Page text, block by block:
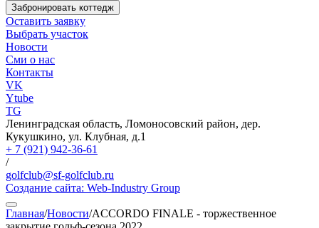
Забронировать коттедж
Оставить заявку
Выбрать участок
Новости
Сми о нас
Контакты
VK
Ytube
TG
Ленинградская область, Ломоносовский район, дер.
Кукушкино, ул. Клубная, д.1
+ 7 (921) 942-36-61
/
golfclub@sf-golfclub.ru
Создание сайта: Web-Industry Group
Главная/Новости/ACCORDO FINALE - торжественное